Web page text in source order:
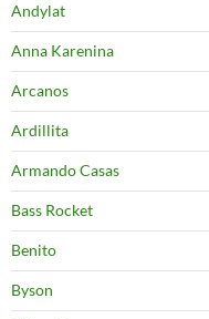
Andylat
Anna Karenina
Arcanos
Ardillita
Armando Casas
Bass Rocket
Benito
Byson